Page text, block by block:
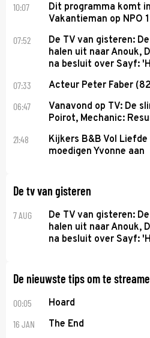
10:07
Dit programma komt
Vakantieman op NPO 1
07:52
De TV van gisteren:
halen uit naar Anouk,
na besluit over Sayf:
07:33 Acteur Peter Faber
06:47
Vanavond op TV: De
Poirot, Mechanic:
21:48
Kijkers B&B Vol
moedigen Yvonne aan
De tv van gisteren
7 AUG
De TV van gisteren:
halen uit naar Anouk,
na besluit over Sayf:
De nieuwste tips om te
00:05 Hoard
16 JAN The End